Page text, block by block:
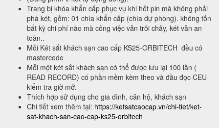
Trang bị khóa khẩn cấp phục vụ khi hết pin mà không phải
phá két, gồm: 01 chìa khẩn cấp (chìa dự phòng). không tốn
bất kỳ chi phí nào mà công việc vẫn trôi chảy, két vẫn an
toàn..
Mỗi Két sắt khách sạn cao cấp KS25-ORBITECH đều có
mastercode
Mỗi một két sắt khách sạn có thể được lưu lại 100 lần (
READ RECORD) có phần mềm kèm theo và đầu đọc CEU
kiểm tra giờ mở.
Thích hợp sử dụng cho gia đình, căn hộ, khách sạn
Chi tiết xem thêm tại: https://ketsatcaocap.vn/chi-tiet/ket-
sat-khach-san-cao-cap-ks25-orbitech